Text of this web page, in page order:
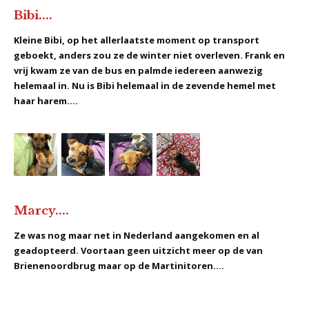
Bibi....
Kleine Bibi, op het allerlaatste moment op transport
geboekt, anders zou ze de winter niet overleven. Frank en
vrij kwam ze van de bus en palmde iedereen aanwezig
helemaal in. Nu is Bibi helemaal in de zevende hemel met
haar harem....
Marcy....
Ze was nog maar net in Nederland aangekomen en al
geadopteerd. Voortaan geen uitzicht meer op de van
Brienenoordbrug maar op de Martinitoren....